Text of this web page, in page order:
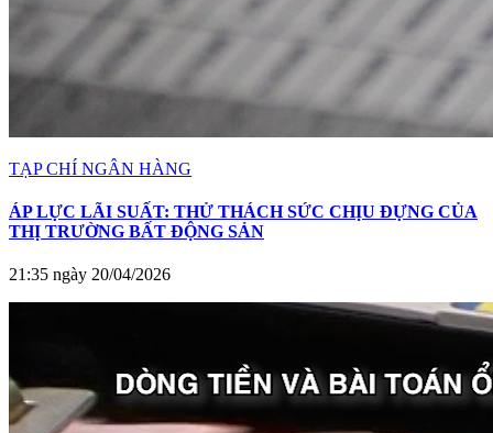
TẠP CHÍ NGÂN HÀNG
ÁP LỰC LÃI SUẤT: THỬ THÁCH SỨC CHỊU ĐỰNG CỦA
THỊ TRƯỜNG BẤT ĐỘNG SẢN
21:35 ngày 20/04/2026